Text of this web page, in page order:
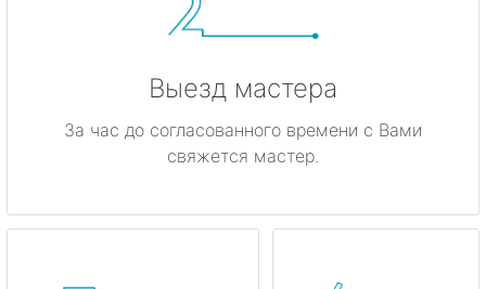
Выезд мастера
За час до согласованного времени с Вами
свяжется мастер.